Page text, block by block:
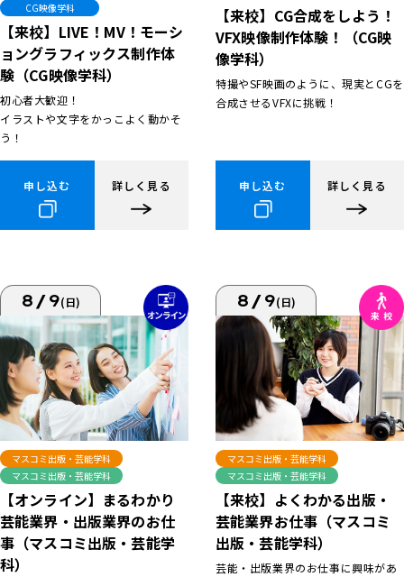
CG映像学科
【来校】LIVE！MV！モーシ
ョングラフィックス制作体
験（CG映像学科）
初心者大歓迎！
イラストや文字をかっこよく動かそ
う！
申し込む 詳しく見る
【来校】CG合成をしよう！
VFX映像制作体験！（CG映
像学科）
特撮やSF映画のように、現実とCGを
合成させるVFXに挑戦！
申し込む 詳しく見る
8/9(日)
マスコミ出版・芸能学科
マスコミ出版・芸能学科
【オンライン】まるわかり
芸能業界・出版業界のお仕
事（マスコミ出版・芸能学
科）
8/9(日)
マスコミ出版・芸能学科
マスコミ出版・芸能学科
【来校】よくわかる出版・
芸能業界お仕事（マスコミ
出版・芸能学科）
芸能・出版業界のお仕事に興味があ